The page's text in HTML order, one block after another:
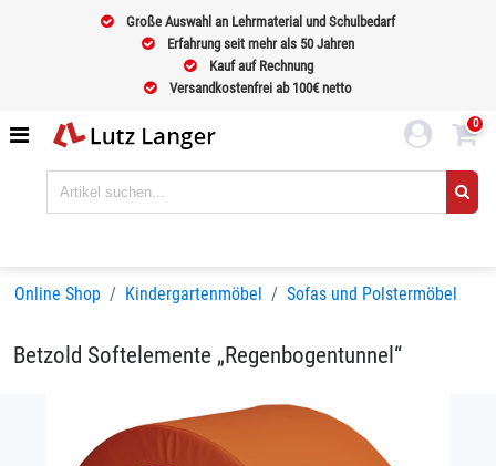
Große Auswahl an Lehrmaterial und Schulbedarf
Erfahrung seit mehr als 50 Jahren
Kauf auf Rechnung
Versandkostenfrei ab 100€ netto
0
Online Shop Kindergartenmöbel Sofas und Polstermöbel
Betzold Softelemente „Regenbogentunnel“